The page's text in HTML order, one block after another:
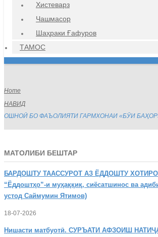
Хистеварз
Чашмасор
Шаҳраки Ғафуров
ТАМОС
Home
НАВИД
ОШНОӢ БО ФАЪОЛИЯТИ ГАРМХОНАИ «БӮИ
МАТОЛИБИ БЕШТАР
БАРДОШТУ ТААССУРОТ АЗ ЁДДОШТУ
“Ёддоштҳо”-и муҳаққиқ, сиёсатшинос ва
устод Саймумин Ятимов)
18-07-2026
Нишасти матбуотӣ. СУРЪАТИ АФЗОИШ